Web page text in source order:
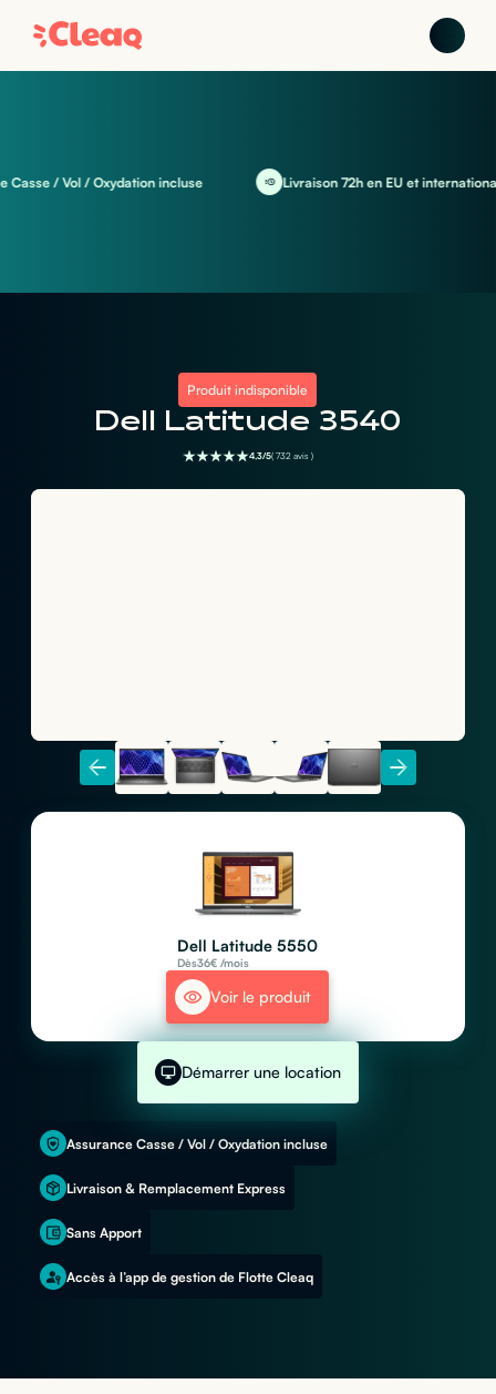
Vol / Oxydation incluse Livraison 72h en EU et international
Produit indisponible
Dell Latitude 3540
4,3/5( 732 avis )
Dell Latitude 5550
Dès36€ /mois
Voir le produit
Assurance Casse / Vol / Oxydation incluse
Livraison & Remplacement Express
Sans Apport
Accès à l’app de gestion de Flotte Cleaq
Démarrer une location